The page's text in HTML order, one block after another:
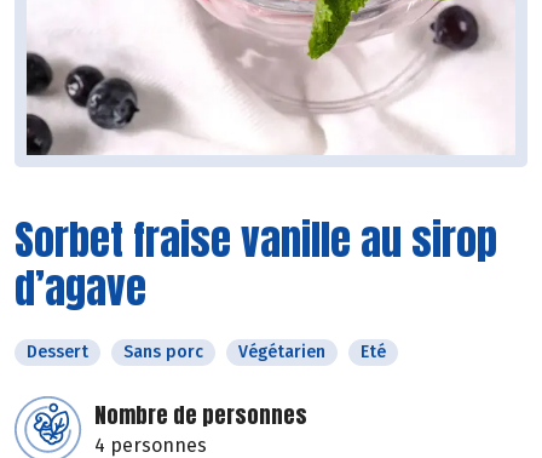
Sorbet fraise vanille au sirop
d’agave
Dessert Sans porc Végétarien Eté
Nombre de personnes
4 personnes